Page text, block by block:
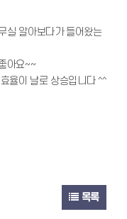
실 알아보다가 들어왔는
아요~~
율이 날로 상승입니다 ^^
목록